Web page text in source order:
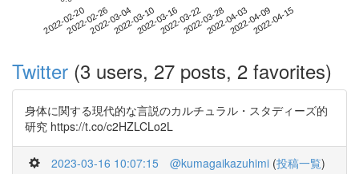
2022-02-202022-02-262022-03-042022-03-102022-03-162022-03-222022-03-282022-04-032022-04-092022-04-15
Twitter (3 users, 27 posts, 2 favorites)
身体に関する現代的な言説のカルチュラル・スタディーズ的
研究 https://t.co/c2HZLCLo2L
2023-03-16 10:07:15 @kumagaikazuhimi (投稿一覧)